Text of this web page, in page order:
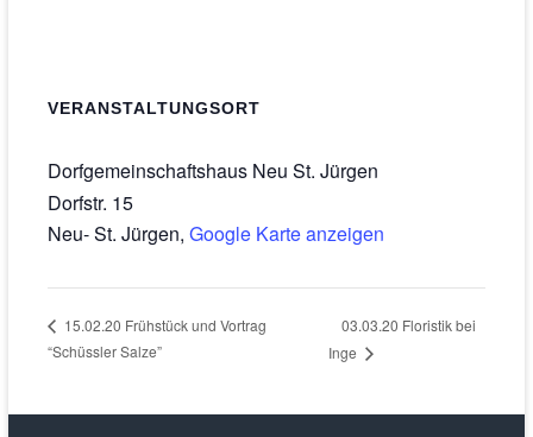
VERANSTALTUNGSORT
Dorfgemeinschaftshaus Neu St. Jürgen
Dorfstr. 15
Neu- St. Jürgen, Google Karte anzeigen
15.02.20 Frühstück und Vortrag
“Schüssler Salze”
03.03.20 Floristik bei
Inge